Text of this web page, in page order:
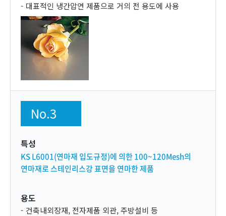
대표적인 냉간압연 제품으로 거의 전 용도에 사용
No.3
특성
KS L6001(연마재 입도규정)에 의한 100~120Mesh의
연마재로 스테인리스강 표면을 연마한 제품
용도
건축내외장재, 전자제품 외관, 주방설비 등